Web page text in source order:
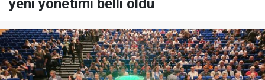
yeni yönetimi belli oldu